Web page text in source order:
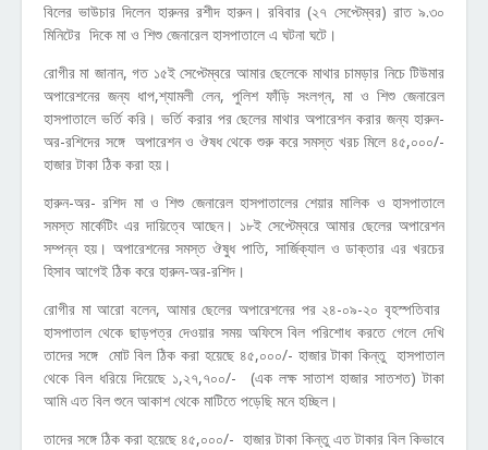
বিলের ভাউচার দিলেন হারুনর রশীদ হারুন। রবিবার (২৭ সেপ্টেম্বর) রাত ৯.৩০
মিনিটের দিকে মা ও শিশু জেনারেল হাসপাতালে এ ঘটনা ঘটে।
রোগীর মা জানান, গত ১৫ই সেপ্টেম্বরে আমার ছেলেকে মাথার চামড়ার নিচে টিউমার
অপারেশনের জন্য ধাপ,শ্যামলী লেন, পুলিশ ফাঁড়ি সংলগ্ন, মা ও শিশু জেনারেল
হাসপাতালে ভর্তি করি। ভর্তি করার পর ছেলের মাথার অপারেশন করার জন্য হারুন-
অর-রশিদের সঙ্গে অপারেশন ও ঔষধ থেকে শুরু করে সমস্ত খরচ মিলে ৪৫,০০০/-
হাজার টাকা ঠিক করা হয়।
হারুন-অর- রশিদ মা ও শিশু জেনারেল হাসপাতালের শেয়ার মালিক ও হাসপাতালে
সমস্ত মার্কেটিং এর দায়িত্বে আছেন। ১৮ই সেপ্টেম্বরে আমার ছেলের অপারেশন
সম্পন্ন হয়। অপারেশনের সমস্ত ঔষুধ পাতি, সার্জিক্যাল ও ডাক্তার এর খরচের
হিসাব আগেই ঠিক করে হারুন-অর-রশিদ।
রোগীর মা আরো বলেন, আমার ছেলের অপারেশনের পর ২৪-০৯-২০ বৃহস্পতিবার
হাসপাতাল থেকে ছাড়পত্র দেওয়ার সময় অফিসে বিল পরিশোধ করতে গেলে দেখি
তাদের সঙ্গে মোট বিল ঠিক করা হয়েছে ৪৫,০০০/- হাজার টাকা কিন্তু হাসপাতাল
থেকে বিল ধরিয়ে দিয়েছে ১,২৭,৭০০/- (এক লক্ষ সাতাশ হাজার সাতশত) টাকা
আমি এত বিল শুনে আকাশ থেকে মাটিতে পড়েছি মনে হচ্ছিল।
তাদের সঙ্গে ঠিক করা হয়েছে ৪৫,০০০/- হাজার টাকা কিন্তু এত টাকার বিল কিভাবে